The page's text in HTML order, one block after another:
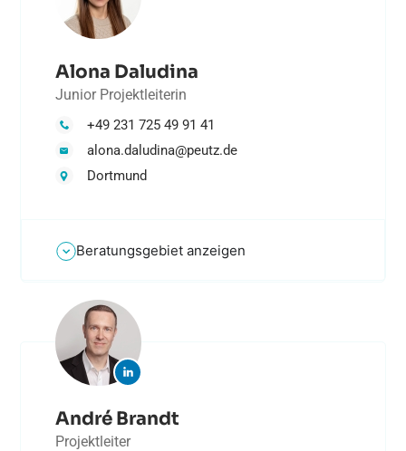
Alona Daludina
Junior Projektleiterin
+49 231 725 49 91 41
alona.daludina@peutz.de
Dortmund
Beratungsgebiet anzeigen
André Brandt
Projektleiter